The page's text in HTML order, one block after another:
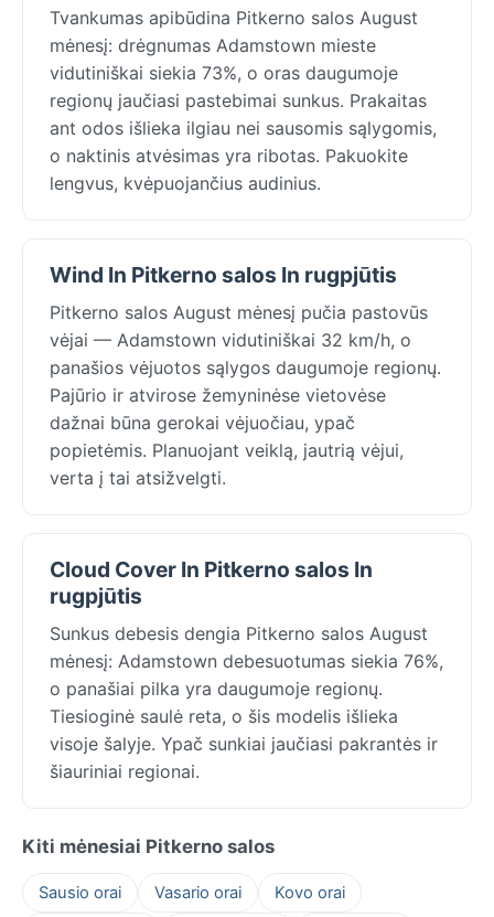
Tvankumas apibūdina Pitkerno salos August
mėnesį: drėgnumas Adamstown mieste
vidutiniškai siekia 73%, o oras daugumoje
regionų jaučiasi pastebimai sunkus. Prakaitas
ant odos išlieka ilgiau nei sausomis sąlygomis,
o naktinis atvėsimas yra ribotas. Pakuokite
lengvus, kvėpuojančius audinius.
Wind In Pitkerno salos In rugpjūtis
Pitkerno salos August mėnesį pučia pastovūs
vėjai — Adamstown vidutiniškai 32 km/h, o
panašios vėjuotos sąlygos daugumoje regionų.
Pajūrio ir atvirose žemyninėse vietovėse
dažnai būna gerokai vėjuočiau, ypač
popietėmis. Planuojant veiklą, jautrią vėjui,
verta į tai atsižvelgti.
Cloud Cover In Pitkerno salos In
rugpjūtis
Sunkus debesis dengia Pitkerno salos August
mėnesį: Adamstown debesuotumas siekia 76%,
o panašiai pilka yra daugumoje regionų.
Tiesioginė saulė reta, o šis modelis išlieka
visoje šalyje. Ypač sunkiai jaučiasi pakrantės ir
šiauriniai regionai.
Kiti mėnesiai Pitkerno salos
Sausio orai Vasario orai Kovo orai